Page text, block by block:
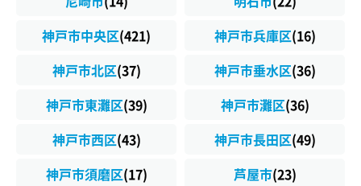
神戸市中央区(421) 神戸市兵庫区(16)
神戸市北区(37) 神戸市垂水区(36)
神戸市東灘区(39) 神戸市灘区(36)
神戸市西区(43) 神戸市長田区(49)
神戸市須磨区(17) 芦屋市(23)